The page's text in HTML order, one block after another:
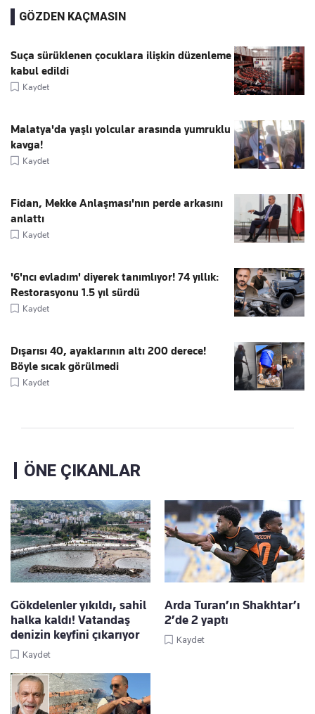
GÖZDEN KAÇMASIN
Suça sürüklenen çocuklara ilişkin düzenleme
kabul edildi
Kaydet
Malatya'da yaşlı yolcular arasında yumruklu
kavga!
Kaydet
Fidan, Mekke Anlaşması'nın perde arkasını
anlattı
Kaydet
'6'ncı evladım' diyerek tanımlıyor! 74 yıllık:
Restorasyonu 1.5 yıl sürdü
Kaydet
Dışarısı 40, ayaklarının altı 200 derece!
Böyle sıcak görülmedi
Kaydet
ÖNE ÇIKANLAR
Gökdelenler yıkıldı, sahil
halka kaldı! Vatandaş
denizin keyfini çıkarıyor
Kaydet
Arda Turan’ın Shakhtar’ı
2’de 2 yaptı
Kaydet